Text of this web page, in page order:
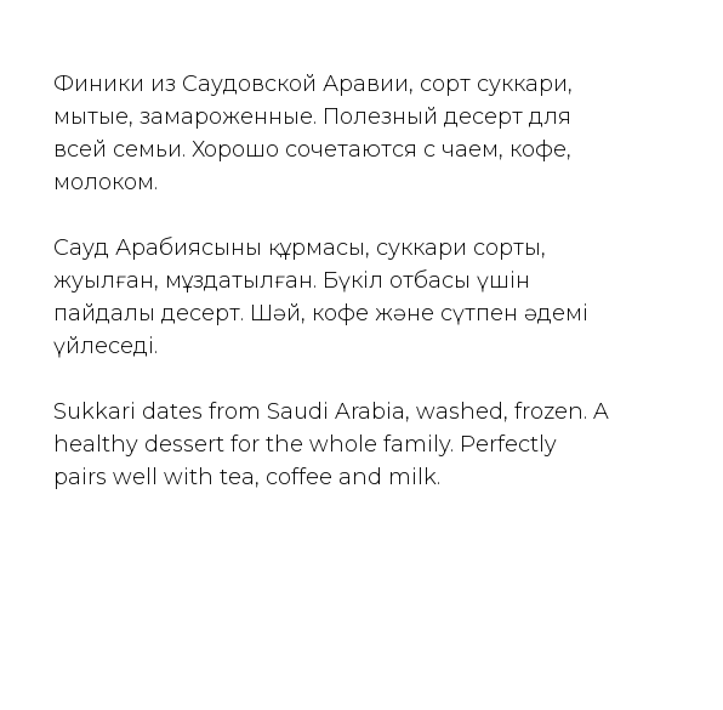
Финики из Саудовской Аравии, сорт суккари,
мытые, замароженные. Полезный десерт для
всей семьи. Хорошо сочетаются с чаем, кофе,
молоком.
Сауд Арабиясының құрмасы, суккари сорты,
жуылған, мұздатылған. Бүкіл отбасы үшін
пайдалы десерт. Шәй, кофе және сүтпен әдемі
үйлеседі.
Sukkari dates from Saudi Arabia, washed, frozen. A
healthy dessert for the whole family. Perfectly
pairs well with tea, coffee and milk.